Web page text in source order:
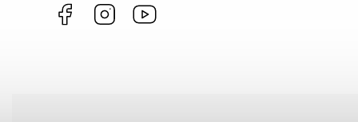
Facebook Instagram